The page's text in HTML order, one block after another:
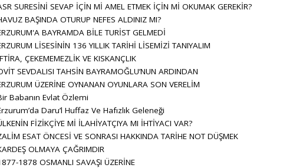
SURESİNİ SEVAP İÇİN Mİ AMEL ETMEK İÇİN Mİ OKUMAK GEREKİR?
BAŞINDA OTURUP NEFES ALDINIZ MI?
BAYRAMDA BİLE TURİST GELMEDİ
LİSESİNİN 136 YILLIK TARİHİ LİSEMİZİ TANIYALIM
ÇEKEMEMEZLİK VE KISKANÇLIK
SEVDALISI TAHSİN BAYRAMOĞLU’NUN ARDINDAN
ÜZERİNE OYNANAN OYUNLARA SON VERELİM
Babanın Evlat Özlemi
Daru’l Huffaz Ve Hafızlık Geleneği
FİZİKÇİYE Mİ İLAHİYATÇIYA MI İHTİYACI VAR?
ESAT ÖNCESİ VE SONRASI HAKKINDA TARİHE NOT DÜŞMEK
OLMAYA ÇAĞRIMDIR
1878 OSMANLI SAVAŞI ÜZERİNE